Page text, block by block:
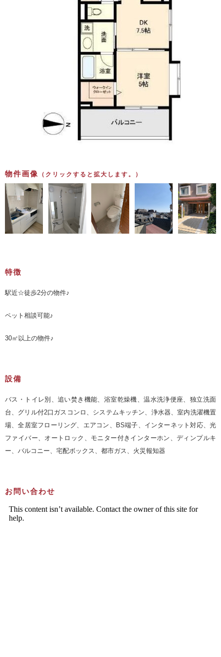
物件画像 （クリックすると拡大します。）
特徴
駅近☆徒歩2分の物件♪
ペット相談可能♪
30㎡以上の物件♪
設備
バス・トイレ別、追い焚き機能、浴室乾燥機、温水洗浄便座、独立洗面
台、グリル付2口ガスコンロ、システムキッチン、浄水器、室内洗濯機置
場、全居室フローリング、エアコン、BS端子、インターネット対応、光
ファイバー、オートロック、モニター付きインターホン、ディンプルキ
ー、バルコニー、宅配ボックス、都市ガス、火災報知器
お問い合わせ